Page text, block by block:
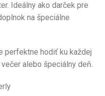
Ideálny ako darček pre
na špeciálne
perfektne hodiť ku každej
alebo špeciálny deň.